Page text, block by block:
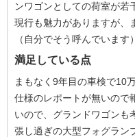
ンワゴンとしての荷室が若
現行も魅力がありますが、
（自分でそう呼んでいます
満足している点
まもなく9年目の車検で10
仕様のレポートが無いので
いので、グランドワゴンも
張し過ぎの大型フォグラン